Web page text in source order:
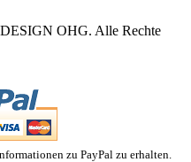
OHG. Alle Rechte
zu PayPal zu erhalten.